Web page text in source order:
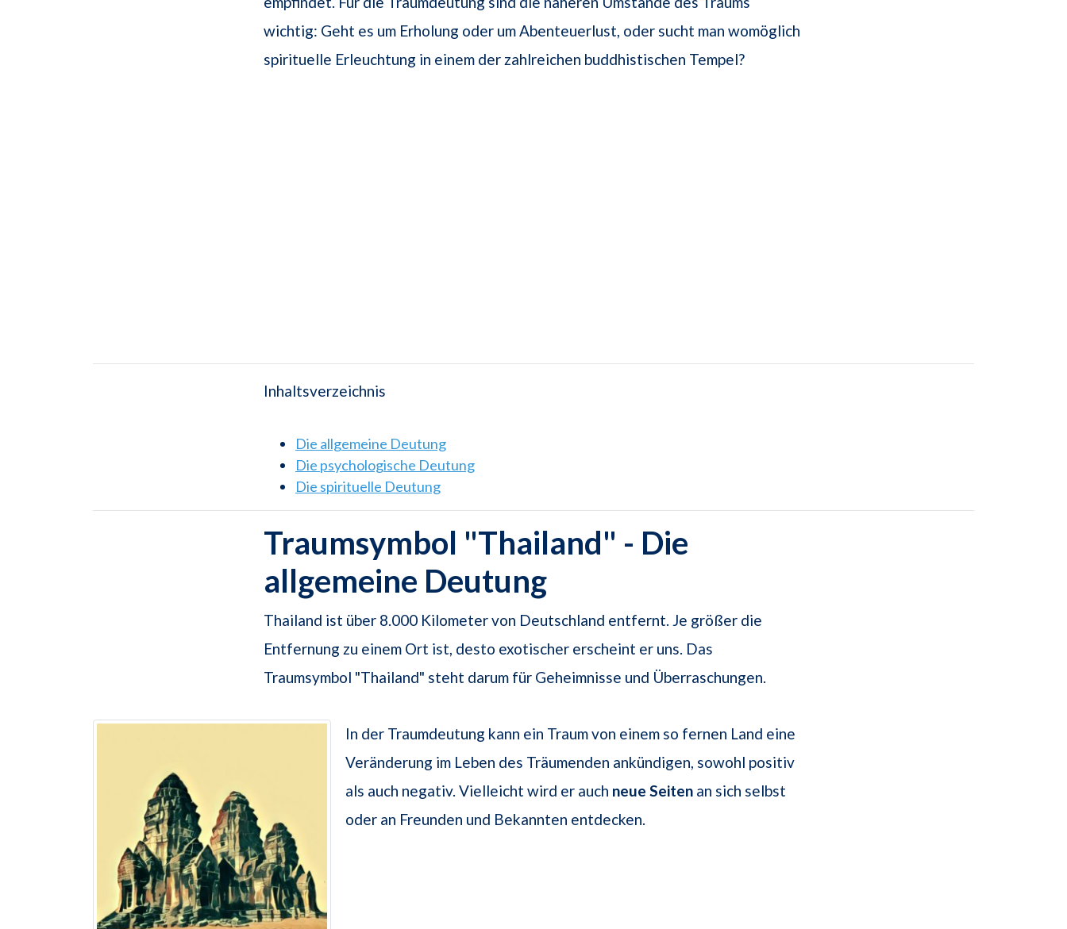
wichtig: Geht es um Erholung oder um Abenteuerlust, oder sucht man womöglich
spirituelle Erleuchtung in einem der zahlreichen buddhistischen Tempel?
Inhaltsverzeichnis
Die allgemeine Deutung
Die psychologische Deutung
Die spirituelle Deutung
Traumsymbol "Thailand" - Die
allgemeine Deutung
Thailand ist über 8.000 Kilometer von Deutschland entfernt. Je größer die
Entfernung zu einem Ort ist, desto exotischer erscheint er uns. Das
Traumsymbol "Thailand" steht darum für Geheimnisse und Überraschungen.
In der Traumdeutung kann ein Traum von einem so fernen Land eine
Veränderung im Leben des Träumenden ankündigen, sowohl positiv
als auch negativ. Vielleicht wird er auch neue Seiten an sich selbst
oder an Freunden und Bekannten entdecken.